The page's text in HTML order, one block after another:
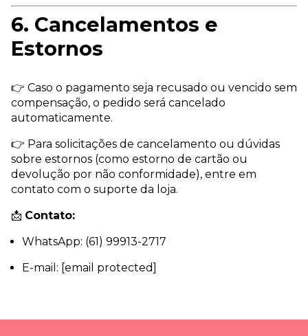
6. Cancelamentos e
Estornos
👉 Caso o pagamento seja recusado ou vencido sem
compensação, o pedido será cancelado
automaticamente.
👉 Para solicitações de cancelamento ou dúvidas
sobre estornos (como estorno de cartão ou
devolução por não conformidade), entre em
contato com o suporte da loja.
📩 Contato:
WhatsApp: (61) 99913-2717
E-mail: [email protected]